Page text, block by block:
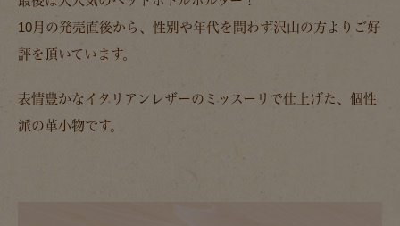
10月の発売直後から、性別や年代を問わず沢山の方よりご好
評を頂いています。
表情豊かなイタリアンレザーのミッスーリで仕上げた、個性
派の革小物です。